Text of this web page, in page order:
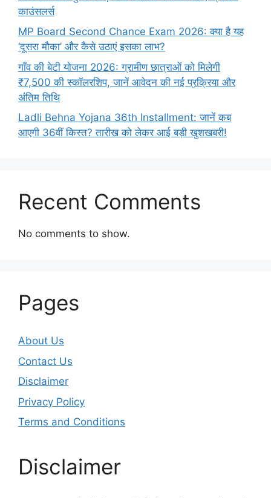
काउंसलर्स
MP Board Second Chance Exam 2026: क्या है यह
‘दूसरा मौका’ और कैसे उठाएं इसका लाभ?
गाँव की बेटी योजना 2026: ग्रामीण छात्राओं को मिलेगी
₹7,500 की स्कॉलरशिप, जानें आवेदन की नई प्रक्रिया और
अंतिम तिथि
Ladli Behna Yojana 36th Installment: जानें कब
आएगी 36वीं किस्त? तारीख को लेकर आई बड़ी खुशखबरी!
Recent Comments
No comments to show.
Pages
About Us
Contact Us
Disclaimer
Privacy Policy
Terms and Conditions
Disclaimer